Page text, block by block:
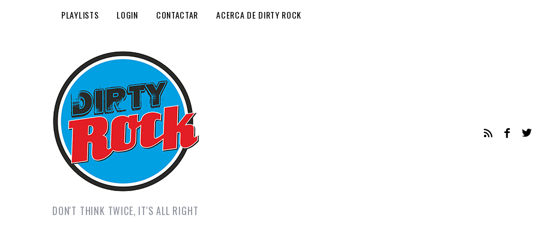
PLAYLISTS LOGIN CONTACTAR ACERCA DE DIRTY ROCK
DON'T THINK TWICE, IT'S ALL RIGHT